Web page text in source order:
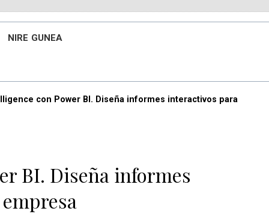
NIRE GUNEA
con Power BI. Diseña informes interactivos para
BI. Diseña informes